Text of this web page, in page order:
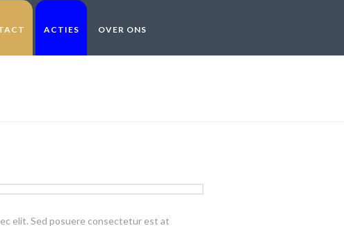
ACTIES OVER ONS
elit. Sed posuere consectetur est at